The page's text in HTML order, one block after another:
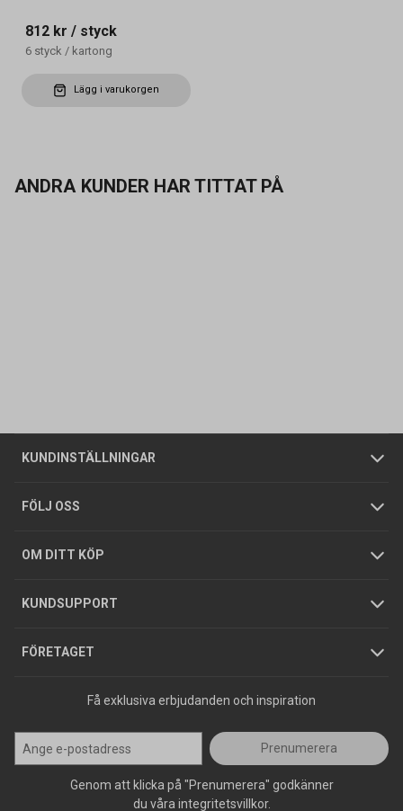
812 kr / styck
6 styck / kartong
Lägg i varukorgen
ANDRA KUNDER HAR TITTAT PÅ
KUNDINSTÄLLNINGAR
Företagskund / Privatkund
FÖLJ OSS
OM DITT KÖP
Allmänna försäljningsvillkor
Integritetspolicy
GDPR
KUNDSUPPORT
Butiker
Foldrar och kataloger
Köpguider
Varumärken
FÖRETAGET
Om oss
Tjänster
Hållbarhet
Jobba hos oss
Press
Få exklusiva erbjudanden och inspiration
Prenumerera
Genom att klicka på "Prenumerera" godkänner
du våra integritetsvillkor.